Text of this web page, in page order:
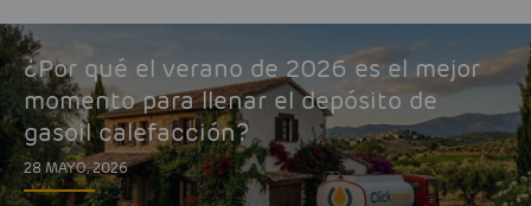
¿Por qué el verano de 2026 es el mejor
momento para llenar el depósito de
gasoil calefacción?
28 MAYO, 2026